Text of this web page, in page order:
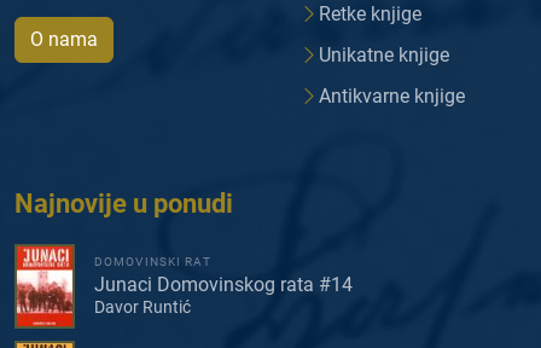
O nama
Retke knjige
Unikatne knjige
Antikvarne knjige
Najnovije u ponudi
DOMOVINSKI RAT
Junaci Domovinskog rata #14
Davor Runtić